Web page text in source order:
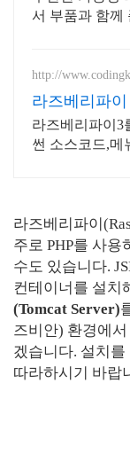
서 부품과 함께
http://
라즈베리파
라즈베리파이3
썬 소스코드,메
라즈베리파이
주로 PHP를 사용
수도 있습니다.
컨테이너를 설치
(Tomcat Server)
즈비안) 환경에
겠습니다. 설치
따라하시기 바랍